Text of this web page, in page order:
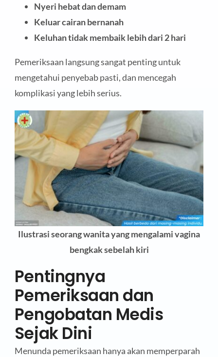
Nyeri hebat dan demam
Keluar cairan bernanah
Keluhan tidak membaik lebih dari 2 hari
Pemeriksaan langsung sangat penting untuk
mengetahui penyebab pasti, dan mencegah
komplikasi yang lebih serius.
Ilustrasi seorang wanita yang mengalami vagina
bengkak sebelah kiri
Pentingnya
Pemeriksaan dan
Pengobatan Medis
Sejak Dini
Menunda pemeriksaan hanya akan memperparah